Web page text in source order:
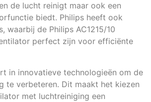
de lucht reinigt maar ook een
biedt. Philips heeft ook
waarbij de Philips AC1215/10
perfect zijn voor efficiënte
in innovatieve technologieën om de
te verbeteren. Dit maakt het kiezen
met luchtreiniging een